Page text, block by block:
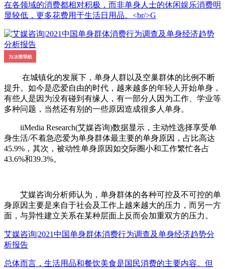
在各领域的消费都相对积极，而非单身人士的休闲娱乐消费明
显较低，更多花费用于生活日用品。<br/>G
在城镇化的发展下，单身人群以及空巢群体的比例不断
提升。如今是恋爱自由的时代，越来越多的年轻人开始单身，
有些人是因为没有碰到有缘人，有一部分人因为工作、学业等
多种问题，当然还有别的一些原因造成很多人单身。
iiMedia Research(艾媒咨询)数据显示，主动性选择享受单
身生活/不着急恋爱为单身群体最主要的单身原因，占比高达
45.9%，其次，被动性单身原因如交际圈小和工作繁忙各占
43.6%和39.3%。
艾媒咨询分析师认为，单身群体的各种可控及不可控的单
身原因主要是来自于社会及工作上越来越大的压力，而另一方
面，与异性建立关系在某种层面上反而会加重双方的压力。
艾媒咨询|2021中国单身群体消费行为调查及单身经济趋势分
析报告
总体而言，生活用品和餐饮美食是国民消费的主要内容。但